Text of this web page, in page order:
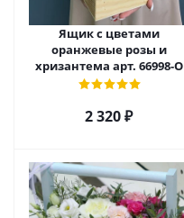
Ящик с цветами
оранжевые розы и
хризантема арт. 66998-О
2 320₽